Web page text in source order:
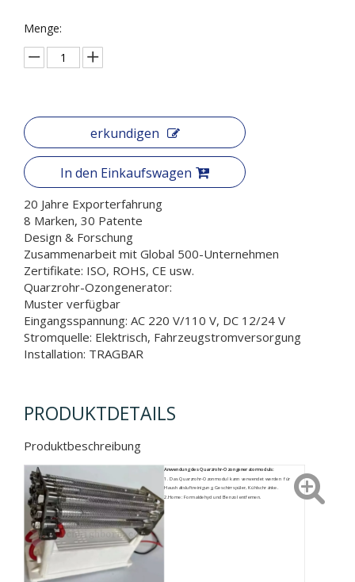
Menge:
erkundigen
In den Einkaufswagen
20 Jahre Exporterfahrung
8 Marken, 30 Patente
Design & Forschung
Zusammenarbeit mit Global 500-Unternehmen
Zertifikate: ISO, ROHS, CE usw.
Quarzrohr-Ozongenerator:
Muster verfügbar
Eingangsspannung: AC 220 V/110 V, DC 12/24 V
Stromquelle: Elektrisch, Fahrzeugstromversorgung
Installation: TRAGBAR
PRODUKTDETAILS
Produktbeschreibung
Anwendung des Quarzrohr-Ozongeneratormoduls:
1. Das Quarzrohr-Ozonmodul kann verwendet werdenfür
Haushaltsluftreinigung, Geschirrspüler, Kühlschränke.
2.Home: Formaldehyd und Benzol entfernen.